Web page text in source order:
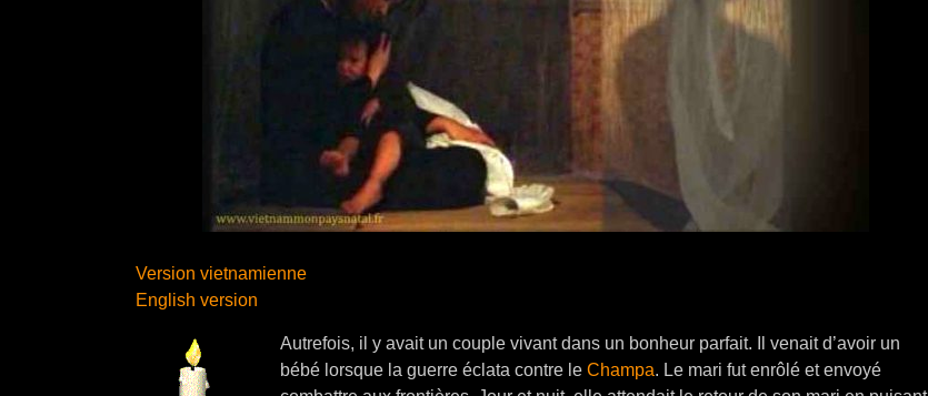
Version vietnamienne
English version
Autrefois, il y avait un couple vivant dans un bonheur parfait. Il venait d’avoir un
bébé lorsque la guerre éclata contre le Champa. Le mari fut enrôlé et envoyé